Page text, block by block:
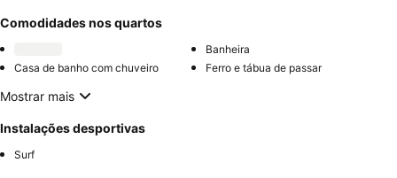
Comodidades nos quartos
Banheira
Casa de banho com chuveiro
Ferro e tábua de passar
Mostrar mais
Instalações desportivas
Surf